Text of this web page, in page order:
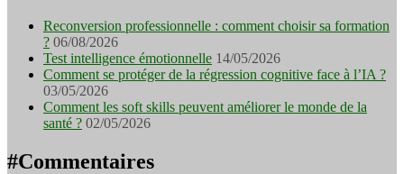
Reconversion professionnelle : comment choisir sa formation
? 06/08/2026
Test intelligence émotionnelle 14/05/2026
Comment se protéger de la régression cognitive face à l’IA ?
03/05/2026
Comment les soft skills peuvent améliorer le monde de la
santé ? 02/05/2026
#Commentaires